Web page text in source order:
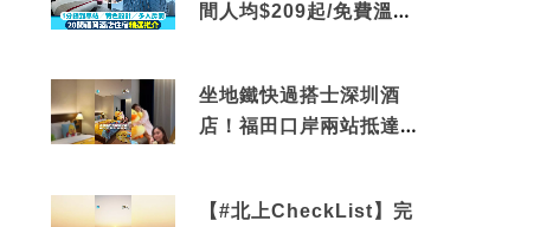
間人均$209起/免費溫泉/
坐地鐵快過搭士深圳酒
店！福田口岸兩站抵達
【#北上CheckList】完